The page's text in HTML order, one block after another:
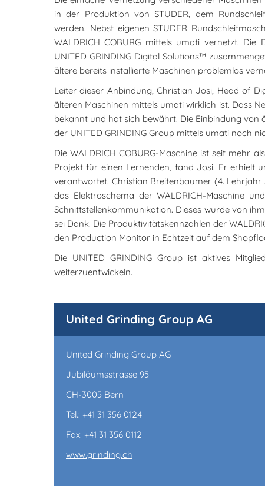
in der Produktion von STUDER, dem
werden. Nebst eigenen STUDER
WALDRICH COBURG mittels umati vernetzt.
UNITED GRINDING Digital Solutions™
ältere bereits installierte Maschinen problemlos
Leiter dieser Anbindung, Christian Josi, Head of
älteren Maschinen mittels umati wirklich ist. Dass
bekannt und hat sich bewährt. Die Einbindung von
der UNITED GRINDING Group mittels umati noch
Die WALDRICH COBURG-Maschine ist seit mehr
Projekt für einen Lernenden, fand Josi. Er erhielt
verantwortet. Christian Breitenbaumer (4.
das Elektroschema der WALDRICH-Maschine
Schnittstellenkommunikation. Dieses wurde von
sei Dank. Die Produktivitätskennzahlen der
den Production Monitor in Echtzeit auf dem
Die UNITED GRINDING Group ist aktives
weiterzuentwickeln.
United Grinding Group AG
United Grinding Group AG
Jubiläumsstrasse 95
CH-3005 Bern
Tel.: +41 31 356 0124
Fax: +41 31 356 0112
www.grinding.ch